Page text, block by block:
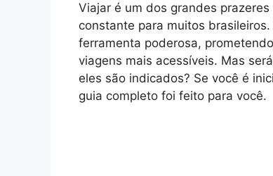
Viajar é um dos grandes
constante para muitos
ferramenta poderosa,
viagens mais acessíveis. Mas
eles são indicados? Se você é
guia completo foi feito para você.